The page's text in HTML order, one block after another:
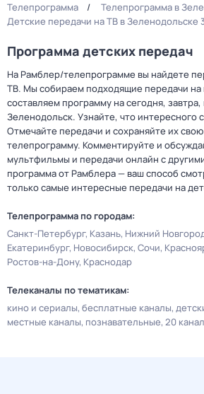
Телепрограмма
Телепрограмма в
Детские передачи на ТВ в Зеленодольске
Программа детских передач
На Рамблер/телепрограмме вы найдете
ТВ. Мы собираем подходящие передачи на
составляем программу на сегодня,
Зеленодольск. Узнайте, что интересного
Отмечайте передачи и сохраняйте их
телепрограмму. Комментируйте и
мультфильмы и передачи онлайн с
программа от Рамблера — ваш способ
только самые интересные передачи на
Телепрограмма по городам:
Санкт-Петербург Казань Нижний
Екатеринбург Новосибирск Сочи
Ростов-на-Дону Краснодар
Телеканалы по тематикам:
кино и сериалы бесплатные каналы
местные каналы познавательные 20